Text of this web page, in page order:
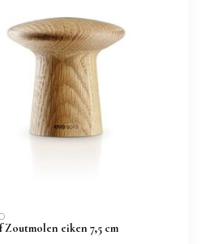
Zoutmolen eiken 7,5 cm